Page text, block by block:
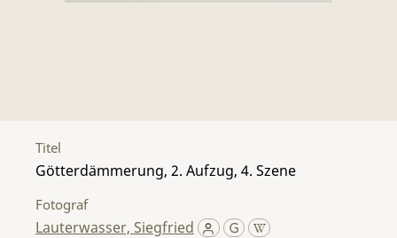
Titel
Götterdämmerung, 2. Aufzug, 4. Szene
Fotograf
Lauterwasser, Siegfried